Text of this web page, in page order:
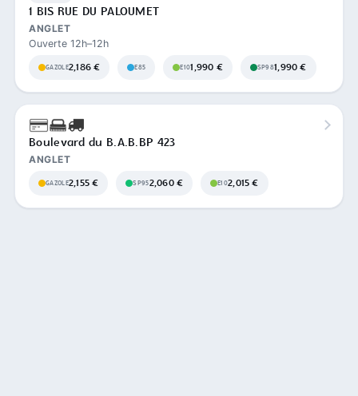
1 BIS RUE DU PALOUMET
ANGLET
Ouverte 12h–12h
GAZOLE2,186 € E85 E101,990 € SP981,990 €
Boulevard du B.A.B.BP 423
ANGLET
GAZOLE2,155 € SP952,060 € E102,015 €